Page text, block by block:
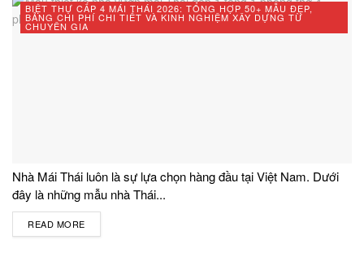
BIỆT THỰ CẤP 4 MÁI THÁI 2026: TỔNG HỢP 50+ MẪU ĐẸP,
BẢNG CHI PHÍ CHI TIẾT VÀ KINH NGHIỆM XÂY DỰNG TỪ
CHUYÊN GIA
Nhà Mái Thái luôn là sự lựa chọn hàng đầu tại Việt Nam. Dưới
đây là những mẫu nhà Thái...
READ MORE